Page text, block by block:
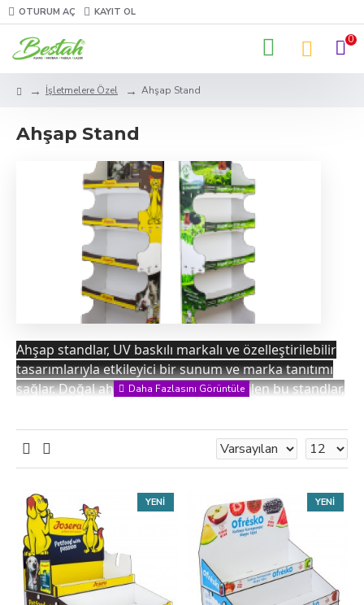
OTURUM AÇ KAYIT OL
0
İşletmelere Özel Ahşap Stand
Ahşap Stand
Ahşap standlar, UV baskılı markalı ve özelleştirilebilir
tasarımlarıyla etkileyici bir sunum ve marka tanıtımı
sağlar. Doğal ahşap malzemeden üretilen bu standlar,
ön plana çıkarır. Özel UV baskı teknolojisiyle
markanızın logosu, sloganı veya tasarımı stand
üzerine işlenebilir, böylece benzersiz bir sunum
edebilirsiniz.
YENI YENI